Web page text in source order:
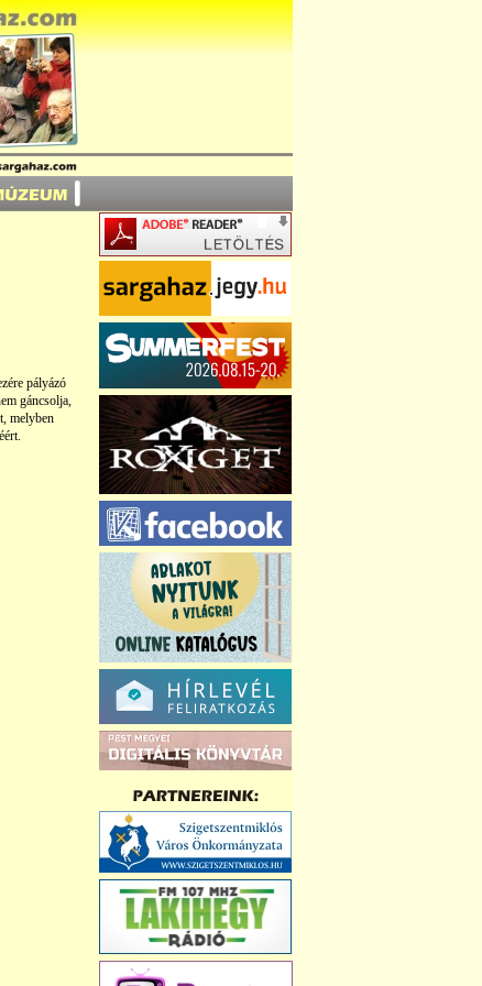
pályázó
gáncsolja,
melyben